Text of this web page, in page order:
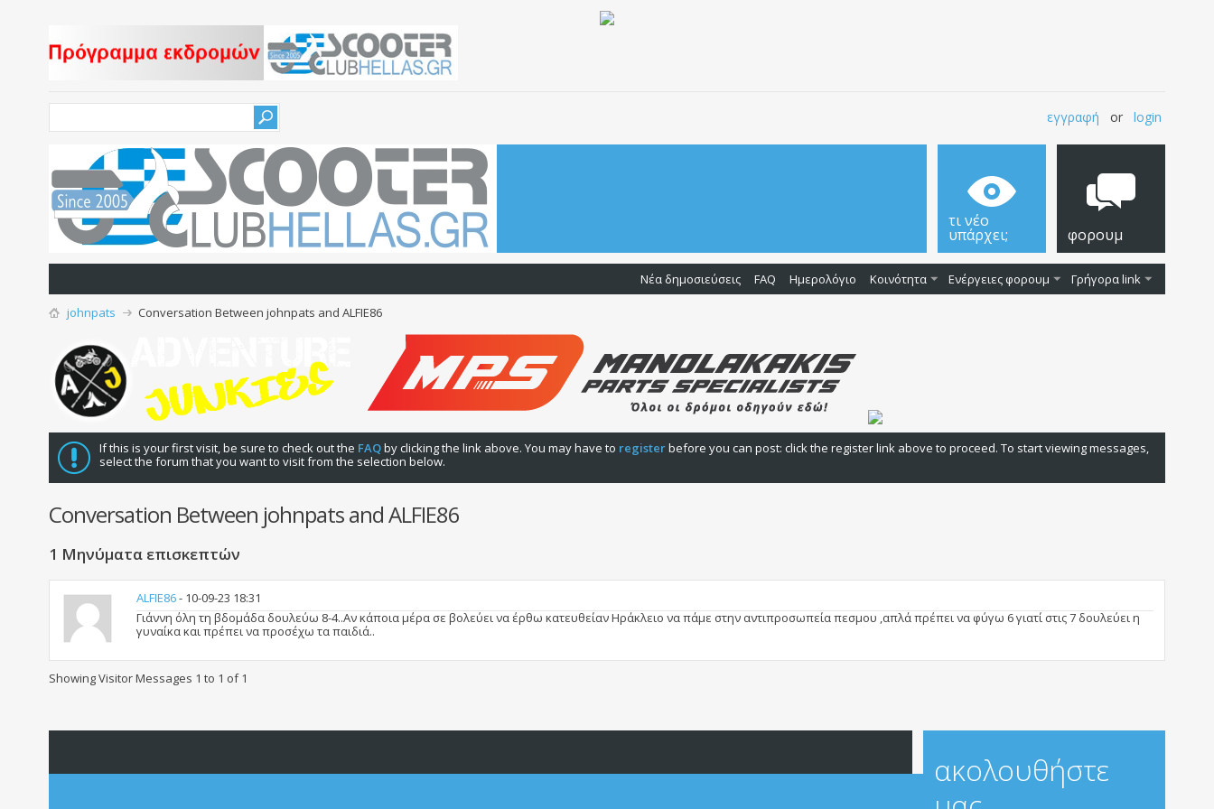
εγγραφή or login
τι νέο
υπάρχει; φορουμ
Νέα δημοσιεύσεις FAQ Ημερολόγιο Κοινότητα Ενέργειες φορουμ Γρήγορα link
johnpats Conversation Between johnpats and ALFIE86
If this is your first visit, be sure to check out the FAQby clicking the link above. You may have to registerbefore you can post: click the register link above to proceed. To start viewing messages,
select the forum that you want to visit from the selection below.
Conversation Between johnpats and ALFIE86
1 Μηνύματα επισκεπτών
ALFIE86- 10-09-23 18:31
Γιάννη όλη τη βδομάδα δουλεύω 8-4..Αν κάποια μέρα σε βολεύει να έρθω κατευθείαν Ηράκλειο να πάμε στην αντιπροσωπεία πεσμου ,απλά πρέπει να φύγω 6 γιατί στις 7 δουλεύει η
γυναίκα και πρέπει να προσέχω τα παιδιά..
Showing Visitor Messages 1 to 1 of1
ακολουθήστε